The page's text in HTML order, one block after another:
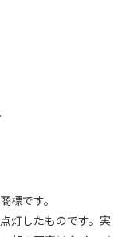
標です。
灯したものです。実